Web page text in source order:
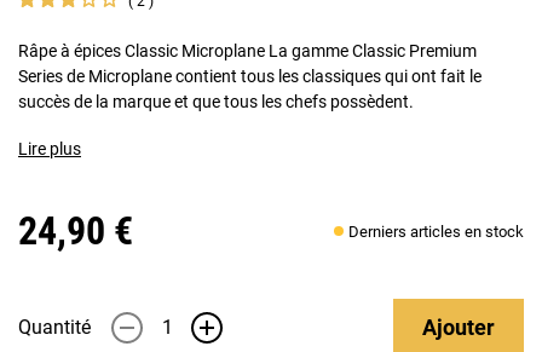
Râpe à épices Classic Microplane La gamme Classic Premium
Series de Microplane contient tous les classiques qui ont fait le
succès de la marque et que tous les chefs possèdent.
Lire plus
24,90 € Derniers articles en stock
Quantité - + Ajouter